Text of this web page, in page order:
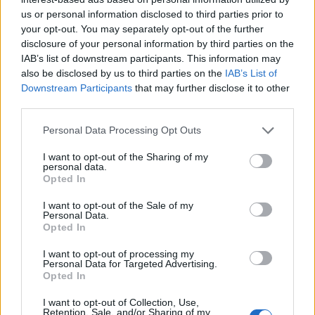
us or personal information disclosed to third parties prior to
your opt-out. You may separately opt-out of the further
disclosure of your personal information by third parties on the
IAB’s list of downstream participants. This information may
also be disclosed by us to third parties on the IAB’s List of
Downstream Participants that may further disclose it to other
Personal Data Processing Opt Outs
I want to opt-out of the Sharing of my
personal data.
Opted In
I want to opt-out of the Sale of my
Personal Data.
Opted In
I want to opt-out of processing my
Personal Data for Targeted Advertising.
Opted In
I want to opt-out of Collection, Use,
Retention, Sale, and/or Sharing of my
rajtaütésben, amelyben egy illegális dohánytermékkel
csencselő bandát kapcsoltak le.
PÉNZCENTRUM | 2026. június 5. 11:40
A kapitányság előtt gyújtották fel egy rendőr
autóját Budapest mellett: ki és mit akart neki
üzenni?
Az ügyészség indítványozta annak a férfinak a
Gödöllői Rendőrkapitányság előtt.
PÉNZCENTRUM/MTI
Elképesztő csalássorozatot leplezett le a NAV:
több százmilliós kárt okoztak a hamisítók
Országos akcióban csapott le a NAV: nyomdagépeket,
hamis címkéket és jelentős készpénzvagyont foglaltak le.
PÉNZCENTRUM| 2026. június 2. 18:15